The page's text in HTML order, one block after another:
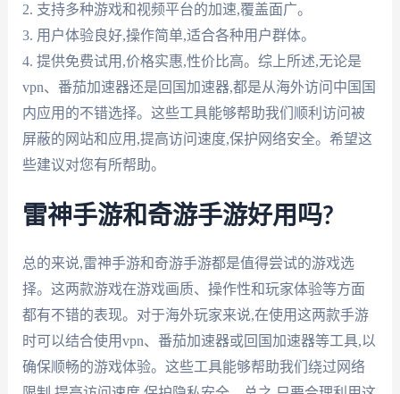
2. 支持多种游戏和视频平台的加速,覆盖面广。
3. 用户体验良好,操作简单,适合各种用户群体。
4. 提供免费试用,价格实惠,性价比高。综上所述,无论是
vpn、番茄加速器还是回国加速器,都是从海外访问中国国
内应用的不错选择。这些工具能够帮助我们顺利访问被
屏蔽的网站和应用,提高访问速度,保护网络安全。希望这
些建议对您有所帮助。
雷神手游和奇游手游好用吗?
总的来说,雷神手游和奇游手游都是值得尝试的游戏选
择。这两款游戏在游戏画质、操作性和玩家体验等方面
都有不错的表现。对于海外玩家来说,在使用这两款手游
时可以结合使用vpn、番茄加速器或回国加速器等工具,以
确保顺畅的游戏体验。这些工具能够帮助我们绕过网络